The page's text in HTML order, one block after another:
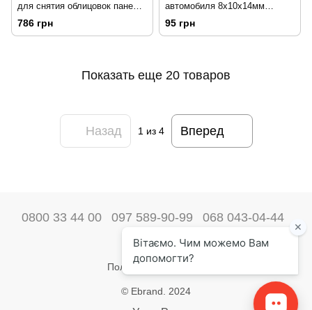
для снятия облицовок панели
5ед. TOPTUL JGAS0501
154529
786 грн
автомобиля 8х10х14мм
l=200м YATO YT-0842 203768
95 грн
Показать еще 20 товаров
Назад 1из 4 Вперед
0800 33 44 00 097 589-90-99 068 043-04-44
Наши контакты
Полная версия сайта
© Ebrand. 2024